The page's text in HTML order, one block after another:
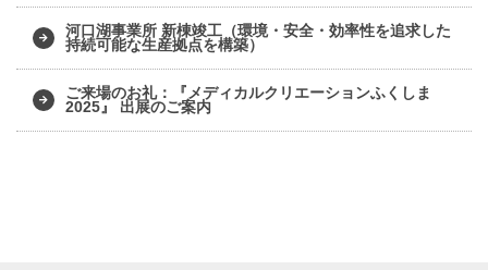
河口湖事業所 新棟竣工（環境・安全・効率性を追求した
持続可能な生産拠点を構築）
ご来場のお礼：『メディカルクリエーションふくしま
2025』 出展のご案内